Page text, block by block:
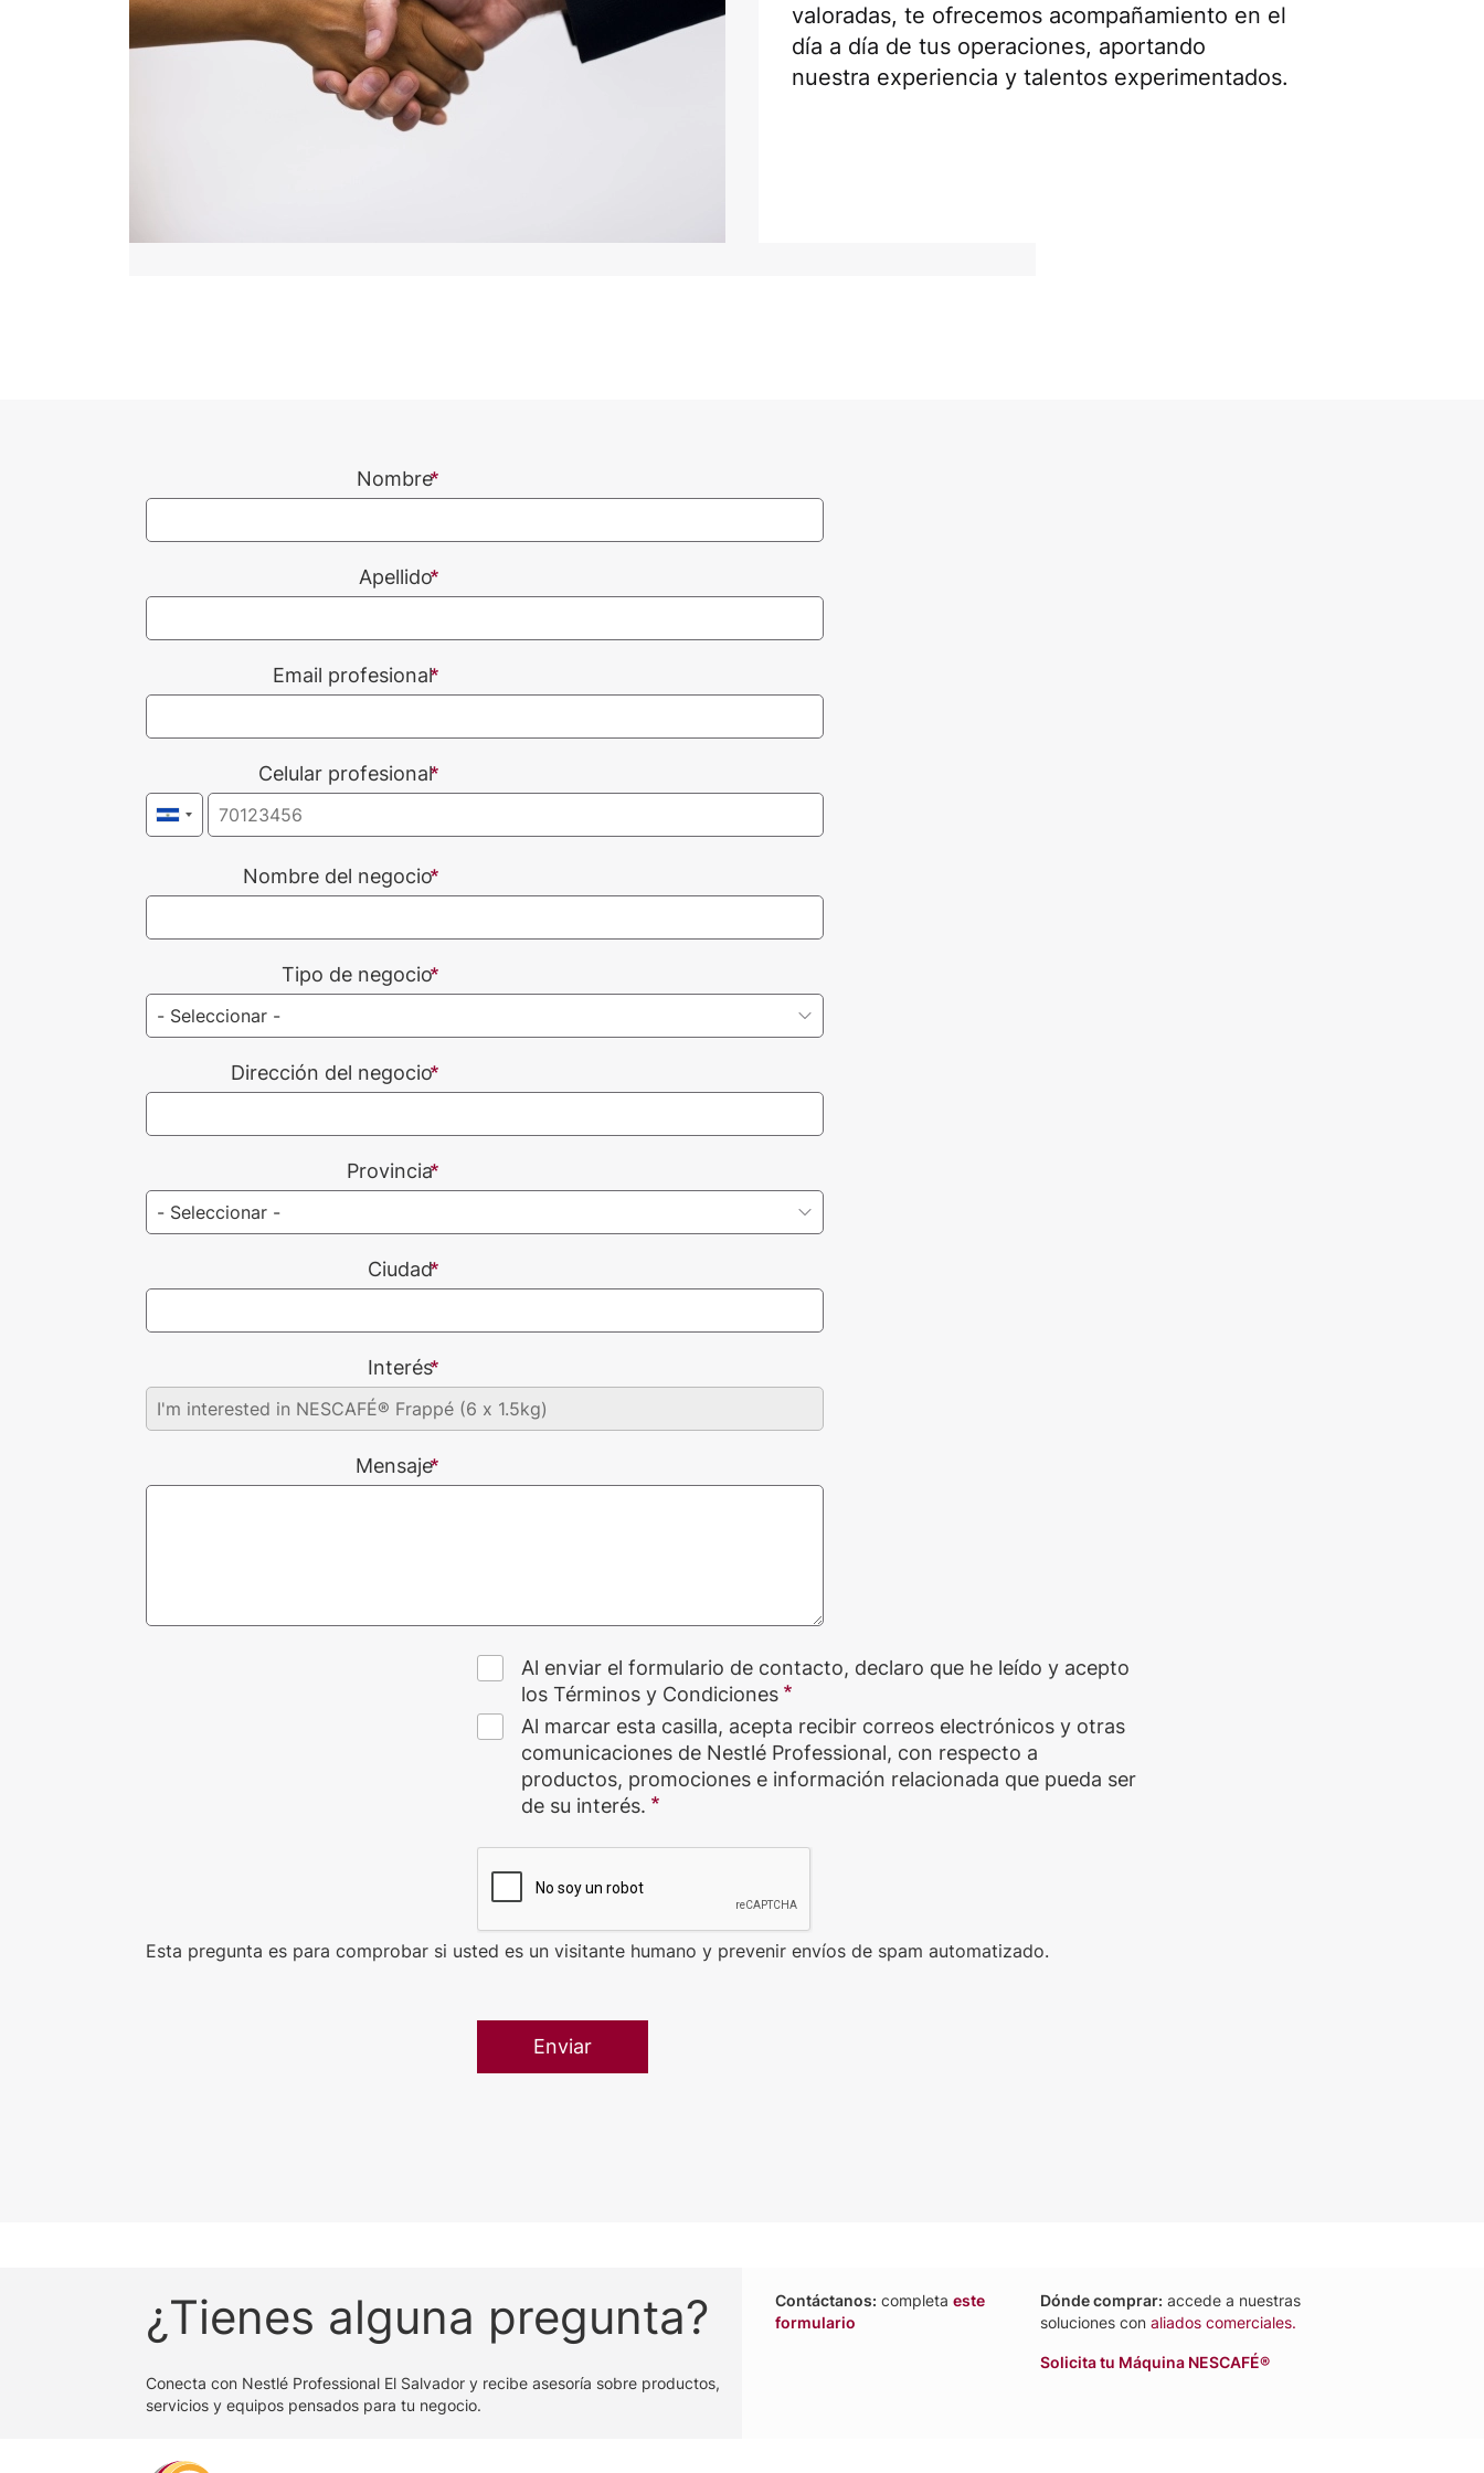
valoradas, te ofrecemos acompañamiento en el
día a día de tus operaciones, aportando
nuestra experiencia y talentos experimentados.
Nombre
Apellido
Email profesional
Celular profesional
Nombre del negocio
Tipo de negocio
Dirección del negocio
Provincia
Ciudad
Interés
Mensaje
Al enviar el formulario de contacto, declaro que he leído y acepto
los Términos y Condiciones
Al marcar esta casilla, acepta recibir correos electrónicos y otras
comunicaciones de Nestlé Professional, con respecto a
productos, promociones e información relacionada que pueda ser
de su interés.
Esta pregunta es para comprobar si usted es un visitante humano y prevenir envíos de spam automatizado.
¿Tienes alguna pregunta?
Conecta con Nestlé Professional El Salvador y recibe asesoría sobre productos,
servicios y equipos pensados para tu negocio.
Contáctanos: completa este
formulario
Dónde comprar: accede a nuestras
soluciones con aliados comerciales.
Solicita tu Máquina NESCAFÉ®